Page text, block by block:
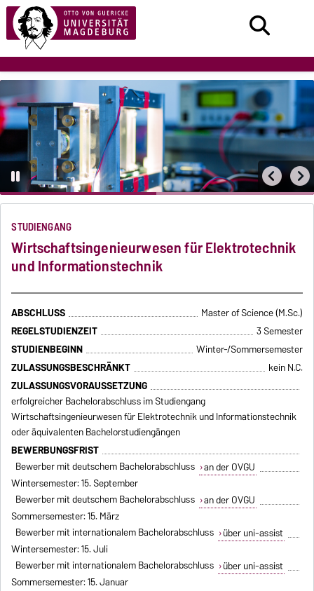
STUDIENGANG
Wirtschaftsingenieurwesen für Elektrotechnik
und Informationstechnik
ABSCHLUSS
Master of Science (M.Sc.)
REGELSTUDIENZEIT
3 Semester
STUDIENBEGINN
Winter-/Sommersemester
ZULASSUNGSBESCHRÄNKT
kein N.C.
ZULASSUNGSVORAUSSETZUNG
erfolgreicher Bachelorabschluss im Studiengang
Wirtschaftsingenieurwesen für Elektrotechnik und Informationstechnik
oder äquivalenten Bachelorstudiengängen
BEWERBUNGSFRIST
Bewerber mit deutschem Bachelorabschluss an der OVGU
Wintersemester: 15. September
Bewerber mit deutschem Bachelorabschluss an der OVGU
Sommersemester: 15. März
Bewerber mit internationalem Bachelorabschluss
über uni-assist
Wintersemester: 15. Juli
Bewerber mit internationalem Bachelorabschluss
über uni-assist
Sommersemester: 15. Januar